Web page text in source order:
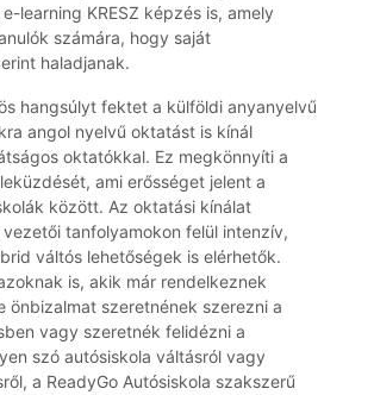
learning KRESZ képzés is, amely
számára, hogy saját
haladjanak.
hangsúlyt fektet a külföldi anyanyelvű
angol nyelvű oktatást is kínál
oktatókkal. Ez megkönnyíti a
ami erősséget jelent a
között. Az oktatási kínálat
tanfolyamokon felül intenzív,
váltós lehetőségek is elérhetők.
is, akik már rendelkeznek
önbizalmat szeretnének szerezni a
vagy szeretnék felidézni a
szó autósiskola váltásról vagy
a ReadyGo Autósiskola szakszerű